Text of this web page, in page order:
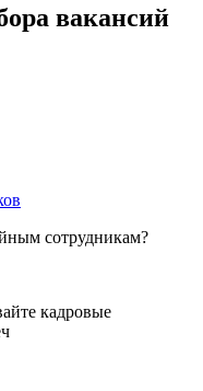
вакансий
сотрудникам?
кадровые